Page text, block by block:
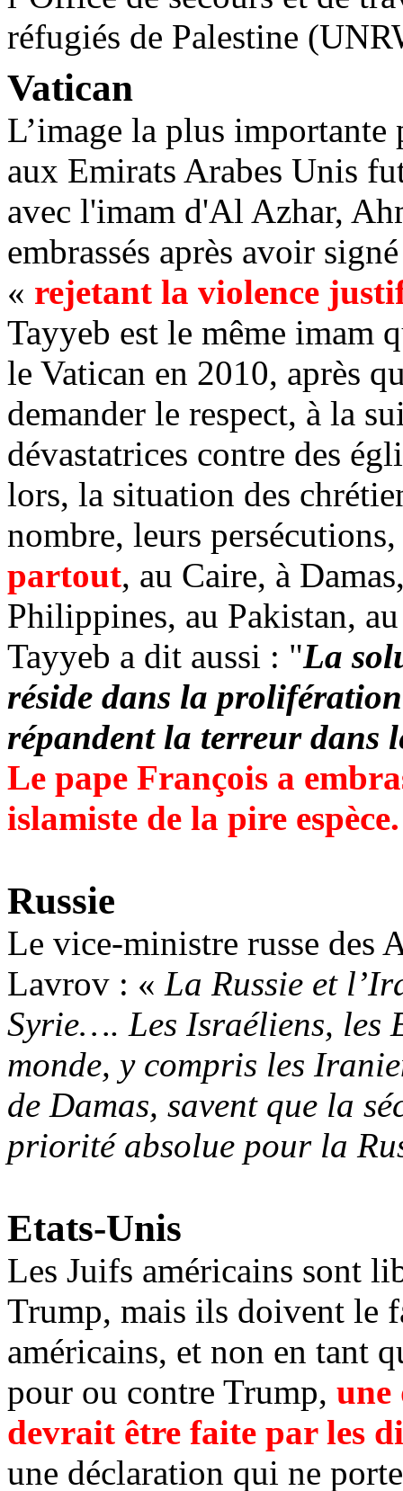
réfugiés de Palestine
Vatican
L’image la plus importante
aux Emirats Arabes Unis
avec l'imam d'Al Azhar,
embrassés après avoir
« rejetant la violence
Tayyeb est le même imam
le Vatican en 2010, après
demander le respect, à la
dévastatrices contre des
lors, la situation des
nombre, leurs
partout, au Caire, à
Philippines, au Pakistan,
Tayyeb a dit aussi : "La
réside dans la prolifération
répandent la terreur dans
Le pape François a
islamiste de la pire espèce.
Russie
Le vice-ministre russe des
Lavrov : « La Russie et
Syrie…. Les Israéliens, les
monde, y compris les
de Damas, savent que la
priorité absolue pour la
Etats-Unis
Les Juifs américains sont
Trump, mais ils doivent le
américains, et non en tant
pour ou contre Trump, une
devrait être faite par les
une déclaration qui ne